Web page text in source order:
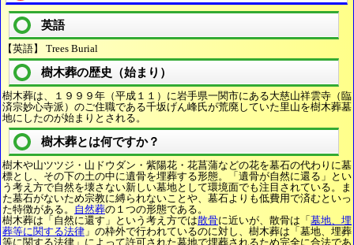
英語
【英語】 Trees Burial
樹木葬の歴史（始まり）
樹木葬は、１９９９年（平成１１）に岩手県一関市にある大慈山祥雲寺（臨
済宗妙心寺派）のご住職である千坂げん峰氏が荒廃していた里山を樹木葬墓
地にしたのが始まりとされる。
樹木葬とは何ですか？
樹木や山ツツジ・山ドウダン・紫陽花・花菖蒲などの花を墓石の代わりに墓
標とし、その下の土の中に遺骨を埋葬する形態。「遺骨が自然に還る」とい
う考え方で自然を壊さない新しい墓地として環境面でも注目されている。ま
た墓石がないため宗教に縛られないことや、墓石よりも低費用で済むといっ
た特徴がある。 自然葬の１つの形態である。
樹木葬は「自然に還す」という考え方では散骨に近いが、散骨は「 墓地、埋
葬等に関する法律 」の枠外で行われているのに対し、樹木葬は「墓地、埋葬
等に関する法律」によって許可された墓地で埋葬されるため完全に合法であ